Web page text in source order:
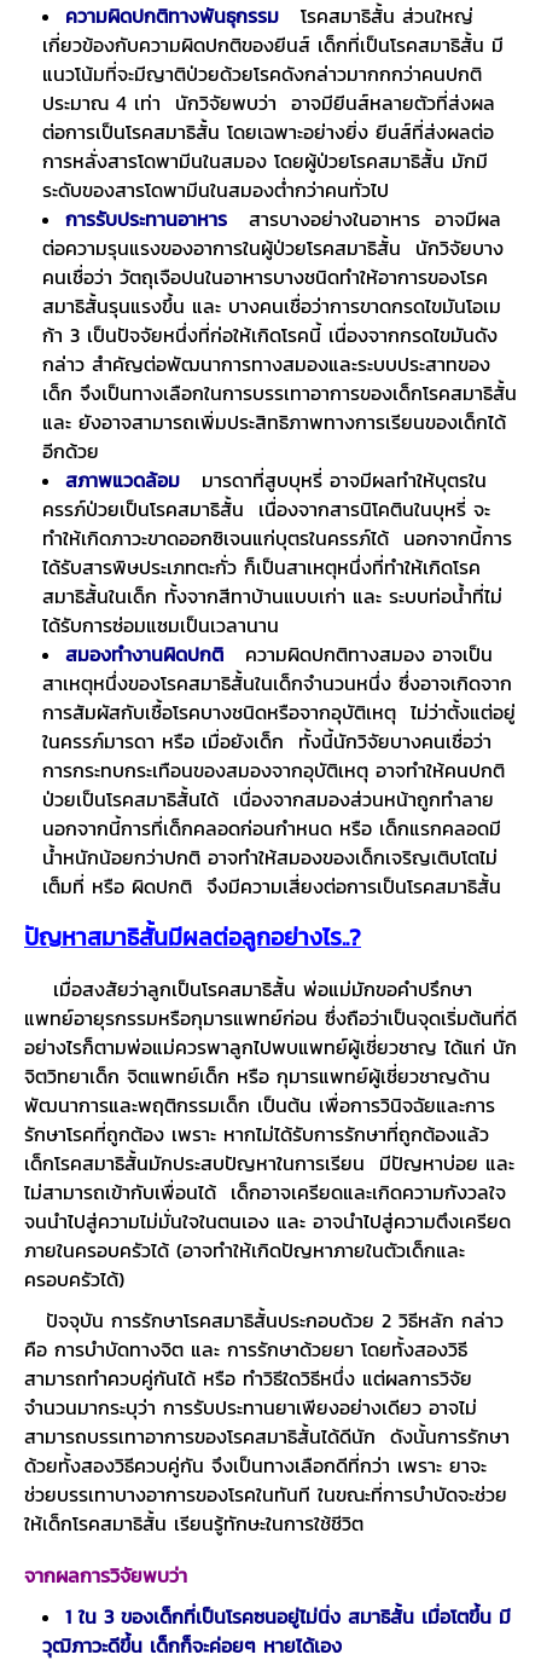
ความผิดปกติทางพันธุกรรม
โรคสมาธิสั้น ส่วนใหญ่
เกี่ยวข้องกับความผิดปกติของยีนส์ เด็กที่เป็นโรคสมาธิสั้น มี
แนวโน้มที่จะมีญาติป่วยด้วยโรคดังกล่าวมากกกว่าคนปกติ
ประมาณ 4 เท่า นักวิจัยพบว่า อาจมียีนส์หลายตัวที่ส่งผล
ต่อการเป็นโรคสมาธิสั้น โดยเฉพาะอย่างยิ่ง ยีนส์ที่ส่งผลต่อ
การหลั่งสารโดพามีนในสมอง โดยผู้ป่วยโรคสมาธิสั้น มักมี
ระดับของสารโดพามีนในสมองต่ำกว่าคนทั่วไป
การรับประทานอาหาร สารบางอย่างในอาหาร อาจมีผล
ต่อความรุนแรงของอาการในผู้ป่วยโรคสมาธิสั้น นักวิจัยบาง
คนเชื่อว่า วัตถุเจือปนในอาหารบางชนิดทำให้อาการของโรค
สมาธิสั้นรุนแรงขึ้น และ บางคนเชื่อว่าการขาดกรดไขมันโอเม
ก้า 3 เป็นปัจจัยหนึ่งที่ก่อให้เกิดโรคนี้ เนื่องจากกรดไขมันดัง
กล่าว สำคัญต่อพัฒนาการทางสมองและระบบประสาทของ
เด็ก จึงเป็นทางเลือกในการบรรเทาอาการของเด็กโรคสมาธิสั้น
และ ยังอาจสามารถเพิ่มประสิทธิภาพทางการเรียนของเด็กได้
อีกด้วย
สภาพแวดล้อม มารดาที่สูบบุหรี่ อาจมีผลทำให้บุตรใน
ครรภ์ป่วยเป็นโรคสมาธิสั้น เนื่องจากสารนิโคตินในบุหรี่ จะ
ทำให้เกิดภาวะขาดออกซิเจนแก่บุตรในครรภ์ได้ นอกจากนี้การ
ได้รับสารพิษประเภทตะกั่ว ก็เป็นสาเหตุหนึ่งที่ทำให้เกิดโรค
สมาธิสั้นในเด็ก ทั้งจากสีทาบ้านแบบเก่า และ ระบบท่อน้ำที่ไม่
ได้รับการซ่อมแซมเป็นเวลานาน
สมองทำงานผิดปกติ ความผิดปกติทางสมอง อาจเป็น
สาเหตุหนึ่งของโรคสมาธิสั้นในเด็กจำนวนหนึ่ง ซึ่งอาจเกิดจาก
การสัมผัสกับเชื้อโรคบางชนิดหรือจากอุบัติเหตุ ไม่ว่าตั้งแต่อยู่
ในครรภ์มารดา หรือ เมื่อยังเด็ก ทั้งนี้นักวิจัยบางคนเชื่อว่า
การกระทบกระเทือนของสมองจากอุบัติเหตุ อาจทำให้คนปกติ
ป่วยเป็นโรคสมาธิสั้นได้ เนื่องจากสมองส่วนหน้าถูกทำลาย
นอกจากนี้การที่เด็กคลอดก่อนกำหนด หรือ เด็กแรกคลอดมี
น้ำหนักน้อยกว่าปกติ อาจทำให้สมองของเด็กเจริญเติบโตไม่
เต็มที่ หรือ ผิดปกติ จึงมีความเสี่ยงต่อการเป็นโรคสมาธิสั้น
ปัญหาสมาธิสั้นมีผลต่อลูกอย่างไร..?
เมื่อสงสัยว่าลูกเป็นโรคสมาธิสั้น พ่อแม่มักขอคำปรึกษา
แพทย์อายุรกรรมหรือกุมารแพทย์ก่อน ซึ่งถือว่าเป็นจุดเริ่มต้นที่ดี
อย่างไรก็ตามพ่อแม่ควรพาลูกไปพบแพทย์ผู้เชี่ยวชาญ ได้แก่ นัก
จิตวิทยาเด็ก จิตแพทย์เด็ก หรือ กุมารแพทย์ผู้เชี่ยวชาญด้าน
พัฒนาการและพฤติกรรมเด็ก เป็นต้น เพื่อการวินิจฉัยและการ
รักษาโรคที่ถูกต้อง เพราะ หากไม่ได้รับการรักษาที่ถูกต้องแล้ว
เด็กโรคสมาธิสั้นมักประสบปัญหาในการเรียน มีปัญหาบ่อย และ
ไม่สามารถเข้ากับเพื่อนได้ เด็กอาจเครียดและเกิดความกังวลใจ
จนนำไปสู่ความไม่มั่นใจในตนเอง และ อาจนำไปสู่ความตึงเครียด
ภายในครอบครัวได้ (อาจทำให้เกิดปัญหาภายในตัวเด็กและ
ครอบครัวได้)
ปัจจุบัน การรักษาโรคสมาธิสั้นประกอบด้วย 2 วิธีหลัก กล่าว
คือ การบำบัดทางจิต และ การรักษาด้วยยา โดยทั้งสองวิธี
สามารถทำควบคู่กันได้ หรือ ทำวิธีใดวิธีหนึ่ง แต่ผลการวิจัย
จำนวนมากระบุว่า การรับประทานยาเพียงอย่างเดียว อาจไม่
สามารถบรรเทาอาการของโรคสมาธิสั้นได้ดีนัก ดังนั้นการรักษา
ด้วยทั้งสองวิธีควบคู่กัน จึงเป็นทางเลือกดีที่กว่า เพราะ ยาจะ
ช่วยบรรเทาบางอาการของโรคในทันที ในขณะที่การบำบัดจะช่วย
ให้เด็กโรคสมาธิสั้น เรียนรู้ทักษะในการใช้ชีวิต
จากผลการวิจัยพบว่า
1 ใน 3 ของเด็กที่เป็นโรคซนอยู่ไม่นิ่ง สมาธิสั้น เมื่อโตขึ้น มี
วุฒิภาวะดีขึ้น เด็กก็จะค่อยๆ หายได้เอง